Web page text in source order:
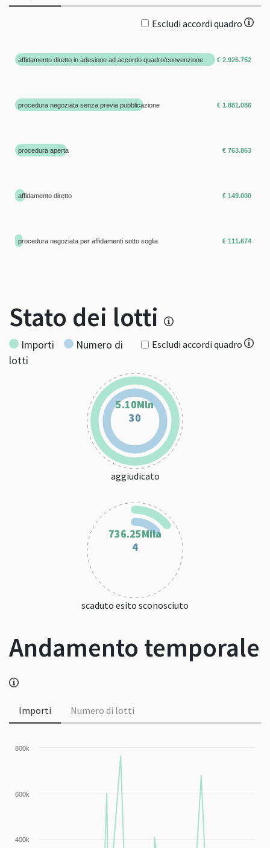
Escludi accordi quadro
affidamento diretto in adesione ad accordo quadro/convenzione
procedura negoziata senza previa pubblicazione
procedura aperta
affidamento diretto
procedura negoziata per affidamenti sotto soglia
€ 763.863
€ 1.881.086
€ 149.000
€ 2.926.752
€ 111.674
Stato dei lotti
Escludi accordi quadro
Importi
Numero di
lotti
5.10Mln
5.10Mln
30
30
aggiudicato
736.25Mila
736.25Mila
4
4
scaduto esito sconosciuto
Andamento temporale
Importi Numero di lotti
400k
600k
800k